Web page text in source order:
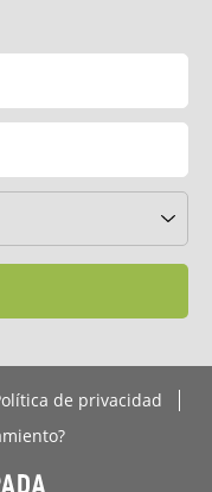
de privacidad